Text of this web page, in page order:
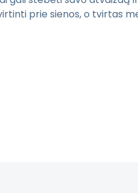
prie sienos, o tvirtas